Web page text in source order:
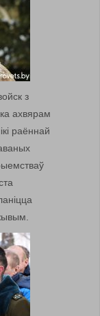
з
ахвярам
раённай